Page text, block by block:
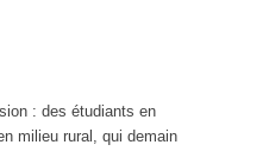
: des étudiants en
milieu rural, qui demain